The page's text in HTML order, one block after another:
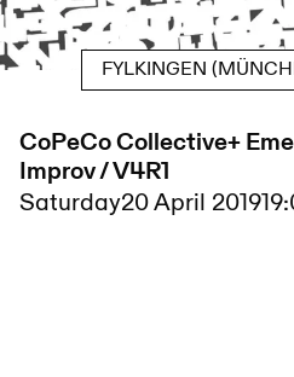
FYLKINGEN
CoPeCo Collective+
Improv / V4R1
Saturday20 April 2019